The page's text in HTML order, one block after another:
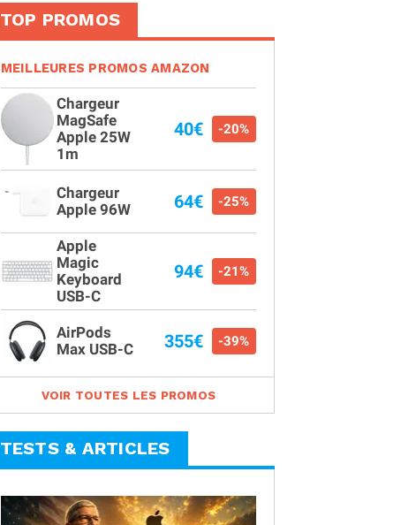
TOP PROMOS
MEILLEURES PROMOS AMAZON
Chargeur
MagSafe
Apple 25W
1m
40€ -20%
Chargeur
Apple 96W
64€ -25%
Apple
Magic
Keyboard
USB-C
94€ -21%
AirPods
Max USB-C
355€ -39%
VOIR TOUTES LES PROMOS
TESTS & ARTICLES